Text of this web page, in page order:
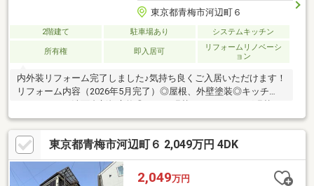
東京都青梅市河辺町６
2階建て 駐車場あり システムキッチン
所有権 即入居可
リフォームリノベーシ
ョン
内外装リフォーム完了しました♪気持ち良くご入居いただけます！
リフォーム内容（2026年5月完了）◎屋根、外壁塗装◎キッチ
クッションフロア張替◎給湯器交換・建具交換・白蟻点検ぜひお
気軽にご内覧ください♪〇とにかく安心して住まい探しをしたい〇
しつこいセールスはされたくない〇注意点やデメリット等も正直
に伝えてほしい＼＼是非当社にお問合せください！／／
東京都青梅市河辺町６ 2,049万円 4DK
2,049万円